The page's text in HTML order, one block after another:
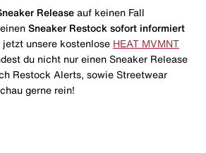
Release auf keinen Fall
Sneaker Restock sofort informiert
unsere kostenlose HEAT MVMNT
du nicht nur einen Sneaker Release
Restock Alerts, sowie Streetwear
gerne rein!